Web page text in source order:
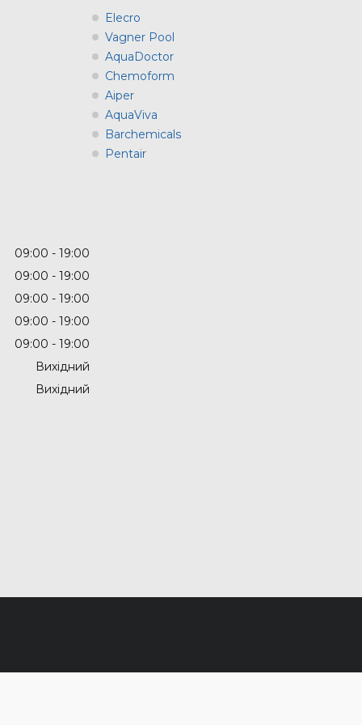
Elecro
Vagner Pool
AquaDoctor
Chemoform
Aiper
AquaViva
Barchemicals
Pentair
09:00
19:00
09:00
19:00
09:00
19:00
09:00
19:00
09:00
19:00
Вихідний
Вихідний